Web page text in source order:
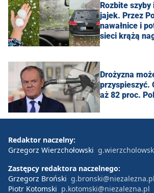
Rozbite
jajek. Przez
nawałnice i
sieci krążą
Drożyzna
przyspieszyć.
aż 82 proc.
Redaktor naczelny:
Grzegorz Wierzchołowski
Zastępcy redaktora naczelnego:
Grzegorz Broński g.bronski@niezalezna.pl
Piotr Kotomski p.kotomski@niezalezna.pl